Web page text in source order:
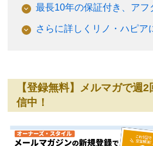
最長10年の保証付き、アフ
さらに詳しくリノ・ハピア
【登録無料】メルマガで週
信中！